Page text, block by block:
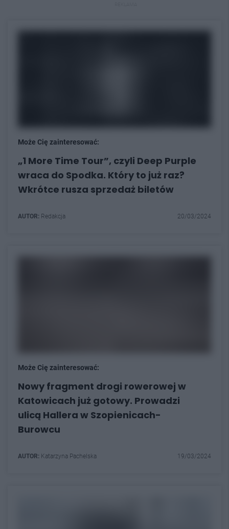
Może Cię zainteresować:
„1 More Time Tour”, czyli Deep Purple
wraca do Spodka. Który to już raz?
Wkrótce rusza sprzedaż biletów
AUTOR: Redakcja 20/03/2024
Może Cię zainteresować:
Nowy fragment drogi rowerowej w
Katowicach już gotowy. Prowadzi
ulicą Hallera w Szopienicach-
Burowcu
AUTOR: Katarzyna Pachelska 19/03/2024